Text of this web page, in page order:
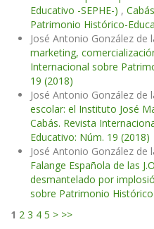
Educativo -SEPHE-) ,
Patrimonio Histórico-
José Antonio González de
marketing,
Internacional sobre
19 (2018)
José Antonio González de
escolar: el Instituto José
Cabás. Revista
Educativo: Núm. 19 (2018)
José Antonio González de
Falange Española de las
desmantelado por
sobre Patrimonio
1 2 3 4 5 > >>